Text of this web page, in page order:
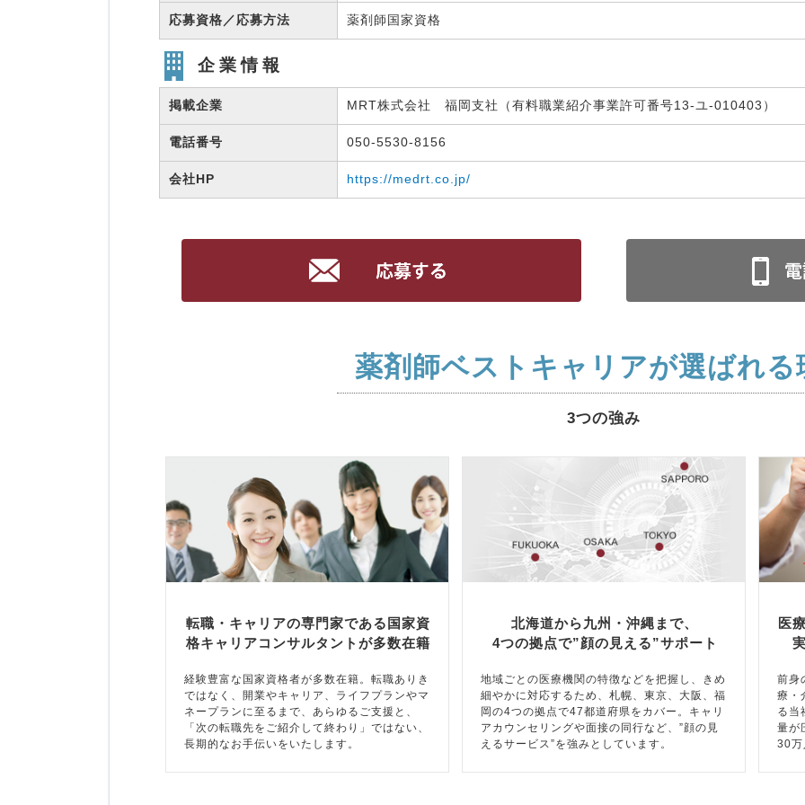
応募資格／応募方法 薬剤師国家資格
企業情報
掲載企業 MRT株式会社 福岡支社（有料職業紹介事業許可番号13-ユ-010403）
電話番号 050-5530-8156
会社HP https://medrt.co.jp/
薬剤師ベストキャリアが選ばれる
3つの強み
転職・キャリアの専門家である国家資
格キャリアコンサルタントが多数在籍
経験豊富な国家資格者が多数在籍。転職ありき
ではなく、開業やキャリア、ライフプランやマ
ネープランに至るまで、あらゆるご支援と、
「次の転職先をご紹介して終わり」ではない、
長期的なお手伝いをいたします。
北海道から九州・沖縄まで、
4つの拠点で”顔の見える”サポート
地域ごとの医療機関の特徴などを把握し、きめ
細やかに対応するため、札幌、東京、大阪、福
岡の4つの拠点で47都道府県をカバー。キャリ
アカウンセリングや面接の同行など、”顔の見
えるサービス”を強みとしています。
医
前身
療・
る当
量が
30万